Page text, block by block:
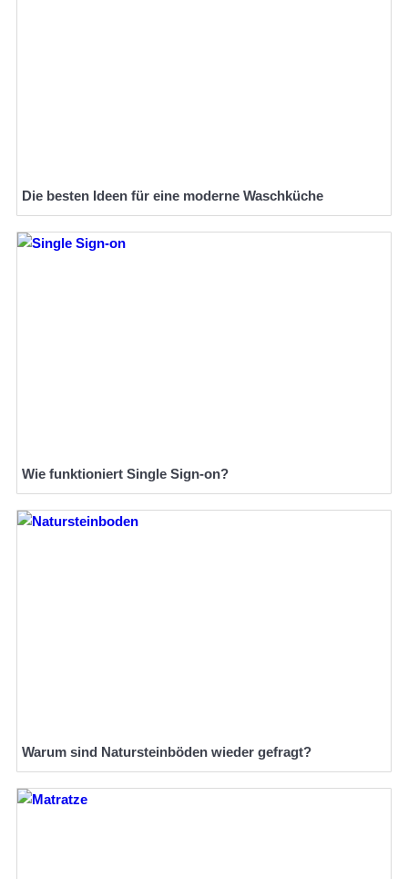
Die besten Ideen für eine moderne Waschküche
Wie funktioniert Single Sign-on?
Warum sind Natursteinböden wieder gefragt?